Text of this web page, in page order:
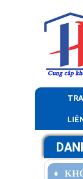
♦